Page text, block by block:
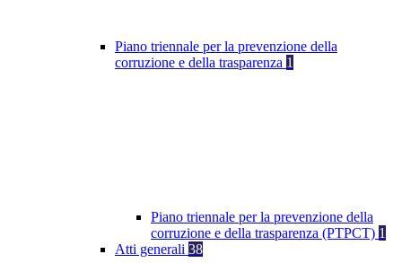
Piano triennale per la prevenzione della
corruzione e della trasparenza 1
Piano triennale per la prevenzione della
corruzione e della trasparenza (PTPCT) 1
Atti generali 38